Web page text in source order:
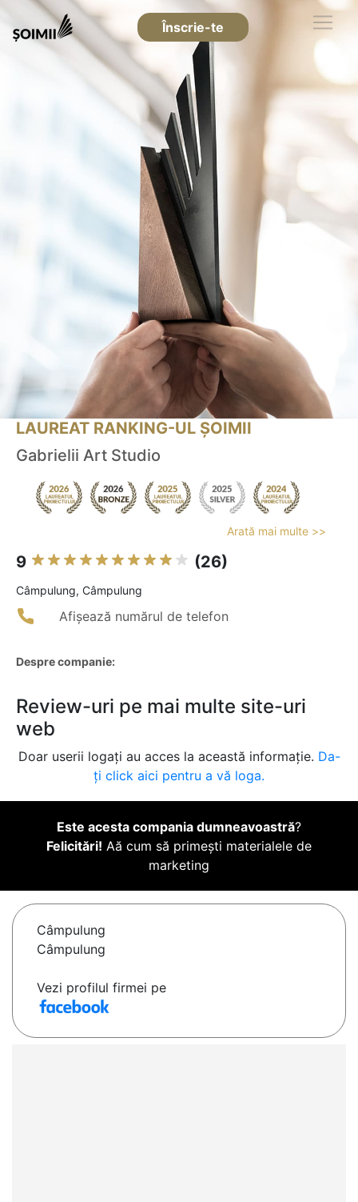
Înscrie-te
LAUREAT RANKING-UL ȘOIMII
Gabrielii Art Studio
Arată mai multe >>
9 (26)
Câmpulung, Câmpulung
Afișează numărul de telefon
Despre companie:
Review-uri pe mai multe site-uri
web
Doar userii logați au acces la această informație. Da-
ți click aici pentru a vă loga.
Este acesta compania dumneavoastră?
Felicitări! Aă cum să primești materialele de
marketing
Câmpulung
Câmpulung
Vezi profilul firmei pe